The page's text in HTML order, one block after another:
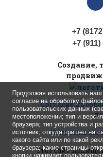
+7
+7 (911)
Cоздание,
Согласие на
Политика
Этот сайт
Продолжая использовать
согласие на обработку
пользовательских данных
местоположении; тип и
браузера; тип устройства и
источник, откуда пришел на
какого сайта или по какой
браузера; какие страницы
кнопки нажимает